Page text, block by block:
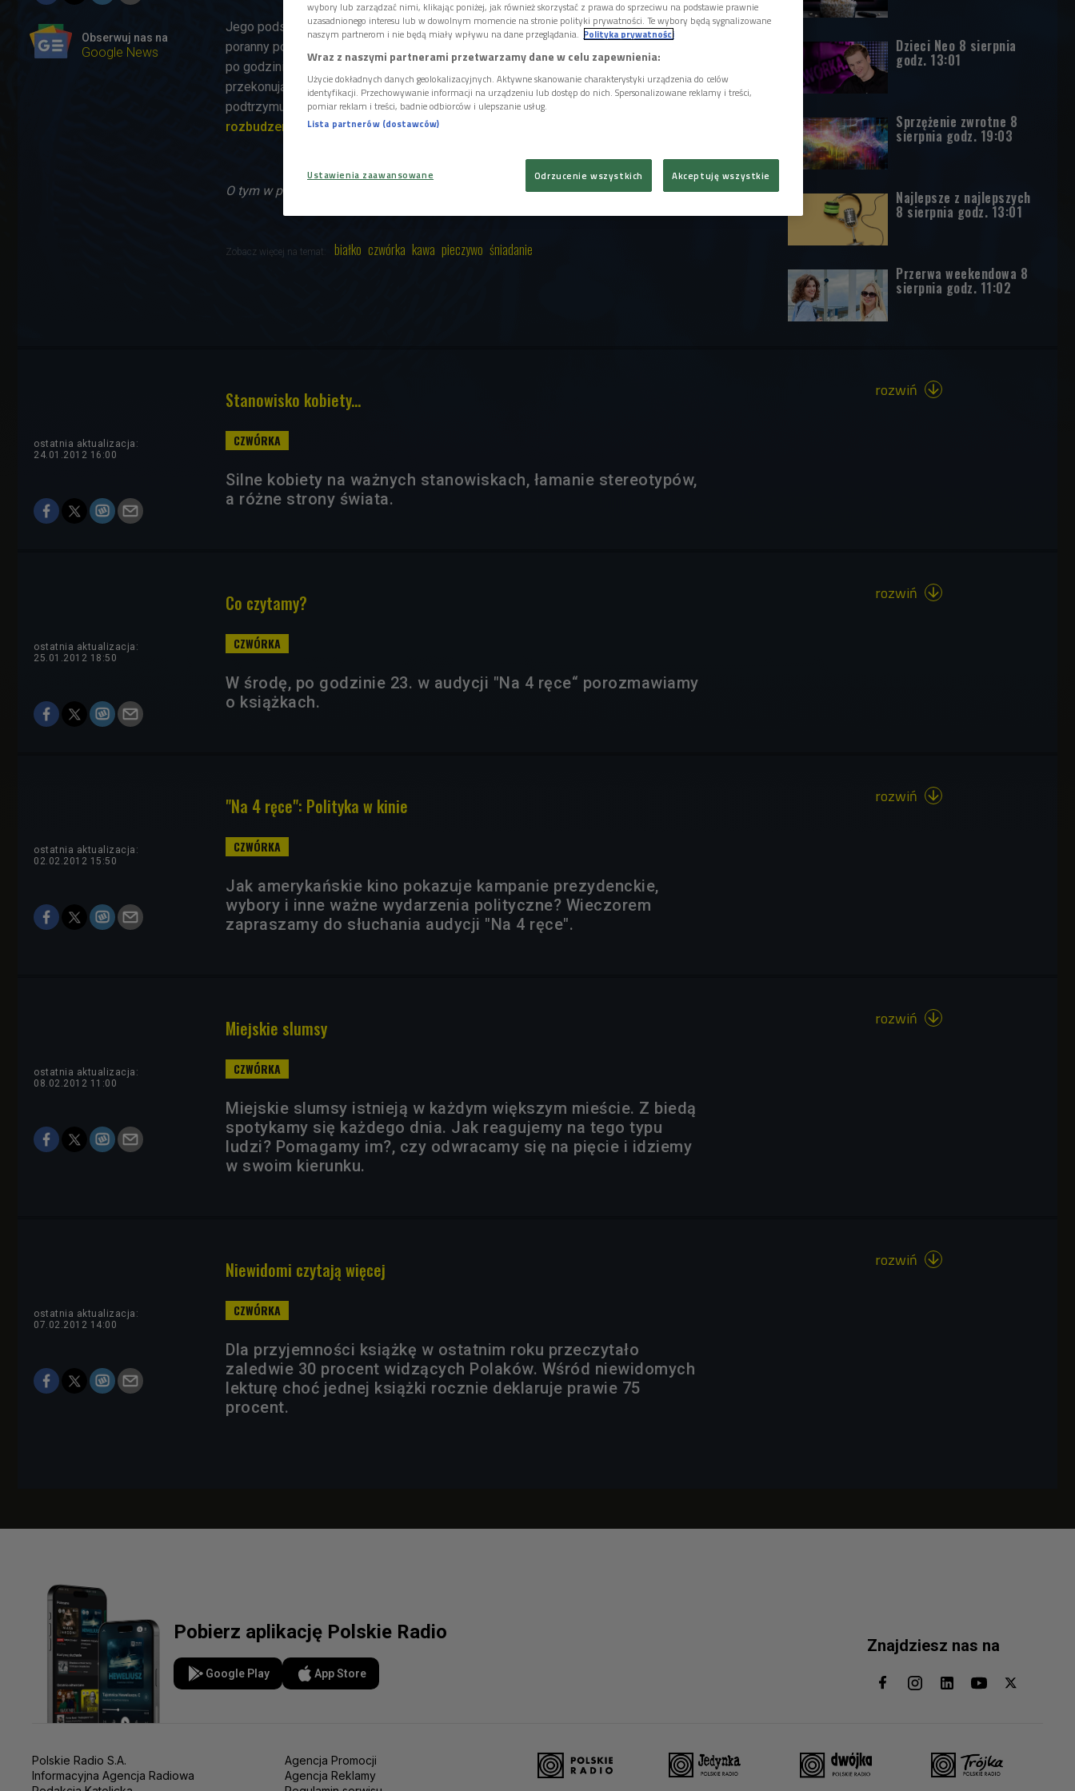
Obserwuj nas na
Google News
Jego podstawą zapewne jest kawa, do tego pieczywo lub płatki. Wydaje nam się, że
poranny posiłek zaspokoi nasz głód na cały dzień, a tymczasem okazuje się, że już
po godzinie czujemy się zmęczeni, ospali i zupełnie bez energii do pracy. Jak
przekonują naukowcy z Uniwersytetu w Cambridge, to nie cukier, ale białko
podtrzymuje stan czuwania oraz reguluje wydatkowanie energii.
rozbudzenie, zamiast kawy?
O tym w programie "W cztery oczy " od 9. - 11. Bądźcie z nami!
Zobacz więcej na temat: białko czwórka kawa pieczywo śniadanie
Dzieci Neo 8 sierpnia
godz. 13:01
Sprzężenie zwrotne 8
sierpnia godz. 19:03
Najlepsze z najlepszych
8 sierpnia godz. 13:01
Przerwa weekendowa 8
sierpnia godz. 11:02
Stanowisko kobiety...
ostatnia aktualizacja:
24.01.2012 16:00
Silne kobiety na ważnych stanowiskach, łamanie stereotypów,
a różne strony świata.
rozwiń 
Co czytamy?
ostatnia aktualizacja:
25.01.2012 18:50
W środę, po godzinie 23. w audycji "Na 4 ręce“ porozmawiamy
o książkach.
rozwiń 
"Na 4 ręce": Polityka w kinie
ostatnia aktualizacja:
02.02.2012 15:50
Jak amerykańskie kino pokazuje kampanie prezydenckie,
wybory i inne ważne wydarzenia polityczne? Wieczorem
zapraszamy do słuchania audycji "Na 4 ręce".
rozwiń 
Miejskie slumsy
ostatnia aktualizacja:
08.02.2012 11:00
Miejskie slumsy istnieją w każdym większym mieście. Z biedą
spotykamy się każdego dnia. Jak reagujemy na tego typu
ludzi? Pomagamy im?, czy odwracamy się na pięcie i idziemy
w swoim kierunku.
rozwiń 
Niewidomi czytają więcej
ostatnia aktualizacja:
07.02.2012 14:00
Dla przyjemności książkę w ostatnim roku przeczytało
zaledwie 30 procent widzących Polaków. Wśród niewidomych
lekturę choć jednej książki rocznie deklaruje prawie 75
procent.
rozwiń 
Pobierz aplikację Polskie Radio
Google Play App Store
Znajdziesz nas na
Polskie Radio S.A.
Informacyjna Agencja Radiowa
Agencja Promocji
Agencja Reklamy
wybory lub zarządzać nimi, klikając poniżej, jak również skorzystać z prawa do sprzeciwu na podstawie prawnie
uzasadnionego interesu lub w dowolnym momencie na stronie polityki prywatności. Te wybory będą sygnalizowane
naszym partnerom i nie będą miały wpływu na dane przeglądania. Polityka prywatności
Wraz z naszymi partnerami przetwarzamy dane w celu zapewnienia:
Użycie dokładnych danych geolokalizacyjnych. Aktywne skanowanie charakterystyki urządzenia do celów
identyfikacji. Przechowywanie informacji na urządzeniu lub dostęp do nich. Spersonalizowane reklamy i treści,
pomiar reklam i treści, badnie odbiorców i ulepszanie usług.
Lista partnerów (dostawców)
Ustawienia zaawansowane Odrzucenie wszystkich Akceptuję wszystkie